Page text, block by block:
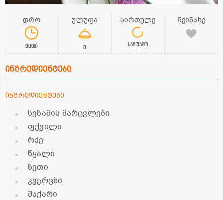
დრო
90წთ
ულუფა
0
სირთულე
საშუალო
შეინახე
ინგრედიენტები
ინგრედიენტები
სეზამის მარცვლები
ფქვილი
რძე
წყალი
ზეთი
კვერცხი
შაქარი